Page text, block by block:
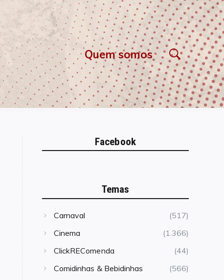
Quem somos
Facebook
Temas
Carnaval
(517)
Cinema
(1.366)
ClickREComenda
(44)
Comidinhas & Bebidinhas
(566)